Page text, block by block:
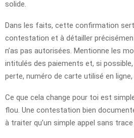
solide.
Dans les faits, cette confirmation
contestation et à détailler
n’as pas autorisées. Mentionne les
intitulés des paiements et, si
perte, numéro de carte utilisé en ligne,
Ce que cela change pour toi est
flou. Une contestation bien
à traiter qu’un simple appel sans trace